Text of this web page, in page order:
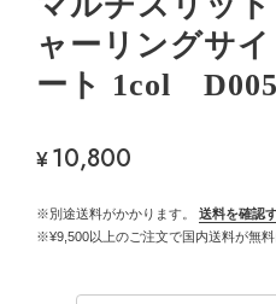
ャーリングサ
ート 1col
¥10,800
※別途送料がかかります。
送料を確認
※¥9,500以上のご注文で国内送料が無料